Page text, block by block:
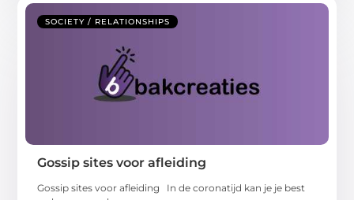
SOCIETY / RELATIONSHIPS
Gossip sites voor afleiding
Gossip sites voor afleiding In de coronatijd kan je je best